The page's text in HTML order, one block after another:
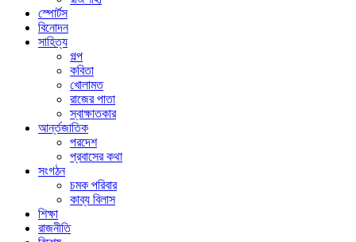
স্পোর্টস
বিনোদন
সাহিত্য
গল্প
কবিতা
খোলামত
রাজের পাতা
স্বাক্ষাতকার
আর্ন্তজাতিক
পরদেশ
প্রবাসের কথা
সংগঠন
চমক পরিবার
কাব্য বিলাস
শিক্ষা
রাজনীতি